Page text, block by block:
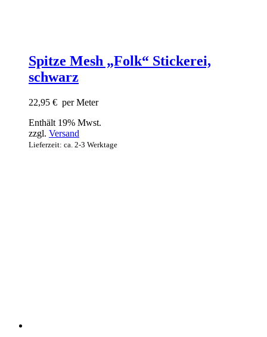
Spitze Mesh „Folk“ Stickerei,
schwarz
22,95 € per Meter
Enthält 19% Mwst.
zzgl. Versand
Lieferzeit: ca. 2-3 Werktage